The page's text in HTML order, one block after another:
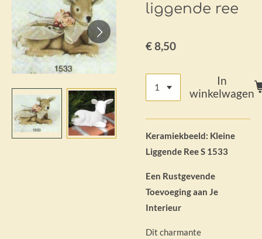
liggende ree
€ 8,50
In
winkelwagen
Keramiekbeeld: Kleine
Liggende Ree S 1533
Een Rustgevende
Toevoeging aan Je
Interieur
Dit charmante